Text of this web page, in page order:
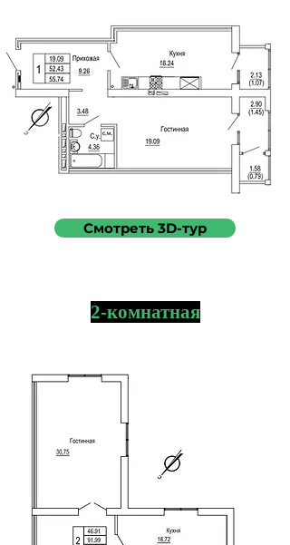
Смотреть 3D-тур
2-комнатная